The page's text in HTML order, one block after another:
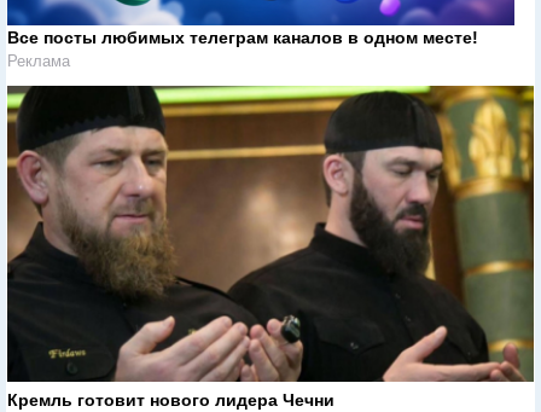
Все посты любимых телеграм каналов в одном месте!
Реклама
Кремль готовит нового лидера Чечни